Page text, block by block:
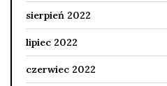
sierpień 2022
lipiec 2022
czerwiec 2022